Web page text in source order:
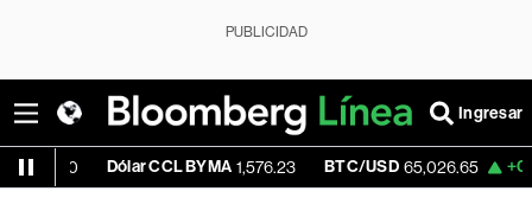
PUBLICIDAD
Ingresar
Dólar CCL BYMA 1,576.23 BTC/USD 65,026.65 +0.98%